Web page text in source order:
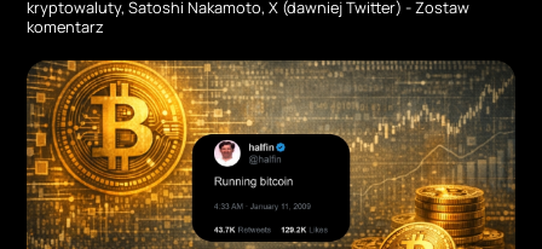
kryptowaluty,Satoshi Nakamoto,X (dawniej Twitter) -Zostaw
komentarz